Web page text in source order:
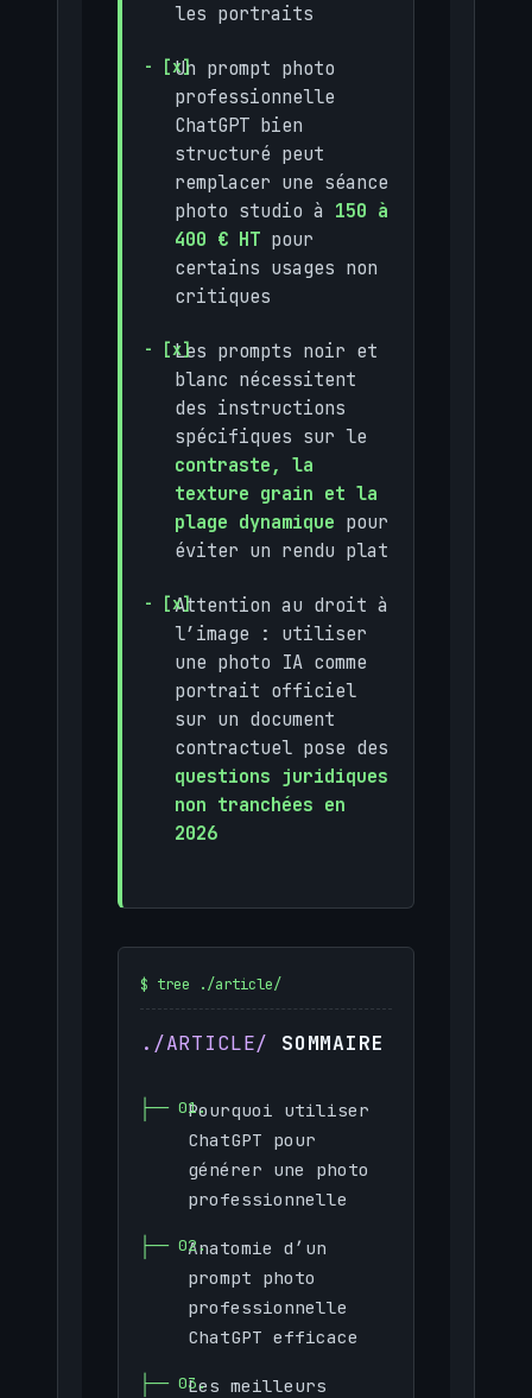
les portraits
Un prompt photo
professionnelle
ChatGPT bien
structuré peut
remplacer une séance
photo studio à 150 à
400 € HT pour
certains usages non
critiques
Les prompts noir et
blanc nécessitent
des instructions
spécifiques sur le
contraste, la
texture grain et la
plage dynamique pour
éviter un rendu plat
Attention au droit à
l’image : utiliser
une photo IA comme
portrait officiel
sur un document
contractuel pose des
questions juridiques
non tranchées en
2026
SOMMAIRE
Pourquoi utiliser
ChatGPT pour
générer une photo
professionnelle
Anatomie d’un
prompt photo
professionnelle
ChatGPT efficace
Les meilleurs